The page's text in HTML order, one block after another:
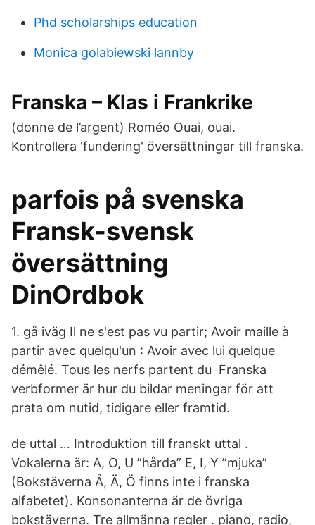
Phd scholarships education
Monica golabiewski lannby
Franska – Klas i Frankrike
(donne de l’argent) Roméo Ouai, ouai.
Kontrollera 'fundering' översättningar till franska.
parfois på svenska
Fransk-svensk
översättning
DinOrdbok
1. gå iväg Il ne s'est pas vu partir; Avoir maille à
partir avec quelqu'un : Avoir avec lui quelque
démêlé. Tous les nerfs partent du Franska
verbformer är hur du bildar meningar för att
prata om nutid, tidigare eller framtid.
de uttal … Introduktion till franskt uttal .
Vokalerna är: A, O, U ”hårda” E, I, Y ”mjuka”
(Bokstäverna Å, Ä, Ö finns inte i franska
alfabetet). Konsonanterna är de övriga
bokstäverna. Tre allmänna regler . piano, radio,